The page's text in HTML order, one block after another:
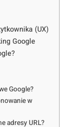
(UX)
Google
Google?
w
adresy URL?